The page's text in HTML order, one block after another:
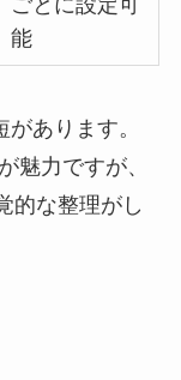
ごとに設定可
能
あります。
魅力ですが、
的な整理がし